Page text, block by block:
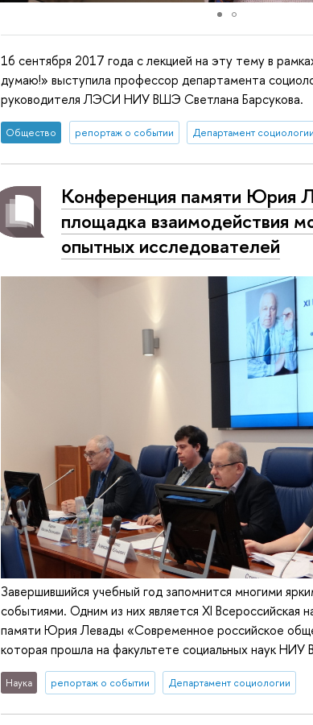
16 сентября 2017 года с лекцией на эту тему в
думаю!» выступила профессор департамента
руководителя ЛЭСИ НИУ ВШЭ Светлана Барсукова.
Общество репортаж о событии Департамент социологии
Конференция памяти Юрия
площадка взаимодействия
опытных исследователей
Завершившийся учебный год запомнится многими
событиями. Одним из них является XI Всероссийская
памяти Юрия Левады «Современное российское
которая прошла на факультете социальных наук
Наука репортаж о событии Департамент социологии